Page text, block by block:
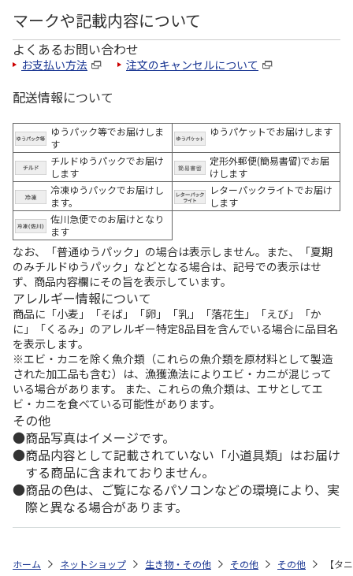
マークや記載内容について
よくあるお問い合わせ
お支払い方法 注文のキャンセルについて
配送情報について
ゆうパック等でお届けしま
す
ゆうパケットでお届けします
チルドゆうパックでお届け
します
定形外郵便(簡易書留)でお届
けします
冷凍ゆうパックでお届けし
ます。
レターパックライトでお届け
します
佐川急便でのお届けとなり
ます
なお、「普通ゆうパック」の場合は表示しません。また、「夏期
のみチルドゆうパック」などとなる場合は、記号での表示はせ
ず、商品内容欄にその旨を表示しています。
アレルギー情報について
商品に「小麦」「そば」「卵」「乳」「落花生」「えび」「か
に」「くるみ」のアレルギー特定8品目を含んでいる場合に品目名
を表示します。
※エビ・カニを除く魚介類（これらの魚介類を原材料として製造
された加工品も含む）は、漁獲漁法によりエビ・カニが混じって
いる場合があります。 また、これらの魚介類は、エサとしてエ
ビ・カニを食べている可能性があります。
その他
商品写真はイメージです。
商品内容として記載されていない「小道具類」はお届け
する商品に含まれておりません。
商品の色は、ご覧になるパソコンなどの環境により、実
際と異なる場合があります。
ホーム ネットショップ 生き物・その他 その他 その他 【タ